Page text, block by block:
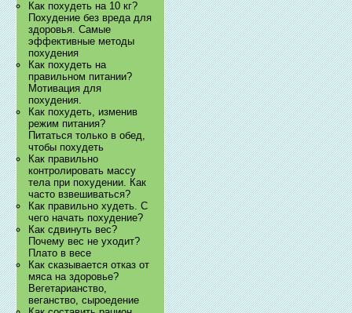
Как похудеть на 10 кг?
Похудение без вреда для
здоровья. Самые
эффективные методы
похудения
Как похудеть на
правильном питании?
Мотивация для
похудения.
Как похудеть, изменив
режим питания?
Питаться только в обед,
чтобы похудеть
Как правильно
контролировать массу
тела при похудении. Как
часто взвешиваться?
Как правильно худеть. С
чего начать похудение?
Как сдвинуть вес?
Почему вес не уходит?
Плато в весе
Как сказывается отказ от
мяса на здоровье?
Вегетарианство,
веганство, сыроедение